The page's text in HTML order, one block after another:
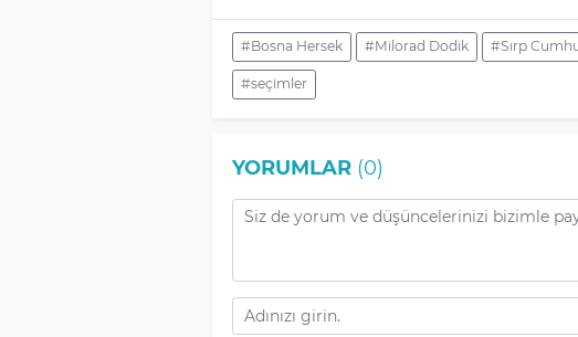
#Bosna Hersek #Milorad Dodik #Sırp
#seçimler
YORUMLAR(0)